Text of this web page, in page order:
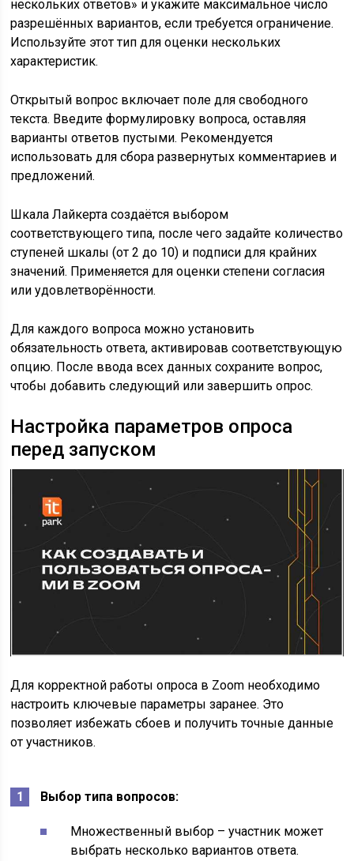
нескольких ответов» и укажите максимальное число
разрешённых вариантов, если требуется ограничение.
Используйте этот тип для оценки нескольких
характеристик.
Открытый вопрос включает поле для свободного
текста. Введите формулировку вопроса, оставляя
варианты ответов пустыми. Рекомендуется
использовать для сбора развернутых комментариев и
предложений.
Шкала Лайкерта создаётся выбором
соответствующего типа, после чего задайте количество
ступеней шкалы (от 2 до 10) и подписи для крайних
значений. Применяется для оценки степени согласия
или удовлетворённости.
Для каждого вопроса можно установить
обязательность ответа, активировав соответствующую
опцию. После ввода всех данных сохраните вопрос,
чтобы добавить следующий или завершить опрос.
Настройка параметров опроса
перед запуском
Для корректной работы опроса в Zoom необходимо
настроить ключевые параметры заранее. Это
позволяет избежать сбоев и получить точные данные
от участников.
Выбор типа вопросов:
Множественный выбор – участник может
выбрать несколько вариантов ответа.